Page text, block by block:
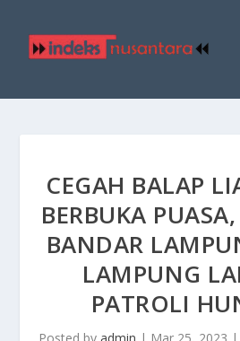
CEGAH BALAP
BERBUKA
BANDAR
LAMPUNG
PATROLI